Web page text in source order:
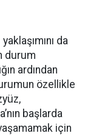
da
durum
ardından
özellikle
başlarda
için